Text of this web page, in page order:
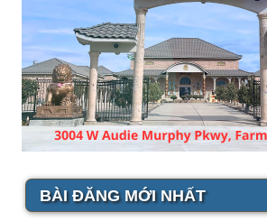
BÀI ĐĂNG MỚI NHẤT